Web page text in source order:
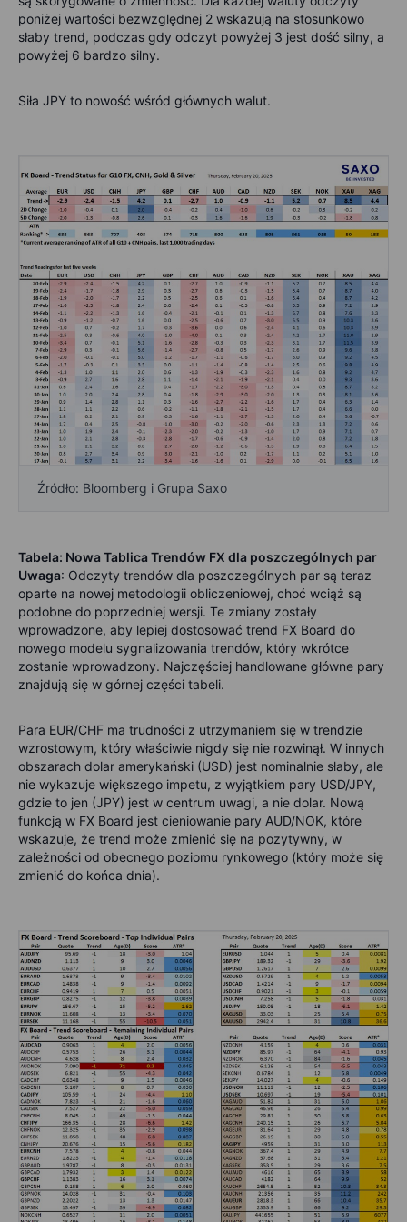
poniżej wartości bezwzględnej 2 wskazują na stosunkowo
słaby trend, podczas gdy odczyt powyżej 3 jest dość silny, a
powyżej 6 bardzo silny.
Siła JPY to nowość wśród głównych walut.
Źródło: Bloomberg i Grupa Saxo
Tabela: Nowa Tablica Trendów FX dla poszczególnych par
Uwaga: Odczyty trendów dla poszczególnych par są teraz
oparte na nowej metodologii obliczeniowej, choć wciąż są
podobne do poprzedniej wersji. Te zmiany zostały
wprowadzone, aby lepiej dostosować trend FX Board do
nowego modelu sygnalizowania trendów, który wkrótce
zostanie wprowadzony. Najczęściej handlowane główne pary
znajdują się w górnej części tabeli.
Para EUR/CHF ma trudności z utrzymaniem się w trendzie
wzrostowym, który właściwie nigdy się nie rozwinął. W innych
obszarach dolar amerykański (USD) jest nominalnie słaby, ale
nie wykazuje większego impetu, z wyjątkiem pary USD/JPY,
gdzie to jen (JPY) jest w centrum uwagi, a nie dolar. Nową
funkcją w FX Board jest cieniowanie pary AUD/NOK, które
wskazuje, że trend może zmienić się na pozytywny, w
zależności od obecnego poziomu rynkowego (który może się
zmienić do końca dnia).